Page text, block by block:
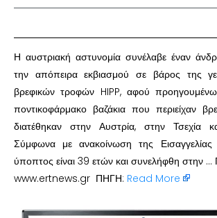
​Η αυστριακή αστυνομία συνέλαβε έναν
την απόπειρα εκβιασμού σε βάρος της
βρεφικών τροφών HIPP, αφού
ποντικοφάρμακο βαζάκια που περιείχαν
διατέθηκαν στην Αυστρία, στην Τσεχία
Σύμφωνα με ανακοίνωση της Εισαγγελίας
ύποπτος είναι 39 ετών και συνελήφθη στην …
www.ertnews.gr ΠΗΓΗ: Read More